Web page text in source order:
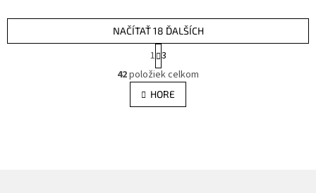
O
v
l
á
NAČÍTAŤ 18 ĎALŠÍCH
S
t
r
á
n
k
1 3
42položiek celkom
HORE